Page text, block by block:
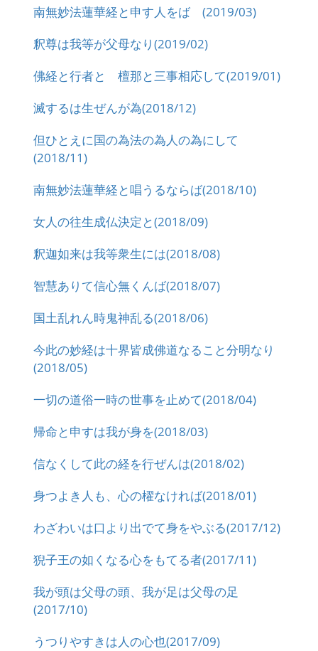
南無妙法蓮華経と申す人をば (2019/03)
釈尊は我等が父母なり(2019/02)
佛経と行者と 檀那と三事相応して(2019/01)
滅するは生ぜんが為(2018/12)
但ひとえに国の為法の為人の為にして
(2018/11)
南無妙法蓮華経と唱うるならば(2018/10)
女人の往生成仏決定と(2018/09)
釈迦如来は我等衆生には(2018/08)
智慧ありて信心無くんば(2018/07)
国土乱れん時鬼神乱る(2018/06)
今此の妙経は十界皆成佛道なること分明なり
(2018/05)
一切の道俗一時の世事を止めて(2018/04)
帰命と申すは我が身を(2018/03)
信なくして此の経を行ぜんは(2018/02)
身つよき人も、心の櫂なければ(2018/01)
わざわいは口より出でて身をやぶる(2017/12)
猊子王の如くなる心をもてる者(2017/11)
我が頭は父母の頭、我が足は父母の足
(2017/10)
うつりやすきは人の心也(2017/09)